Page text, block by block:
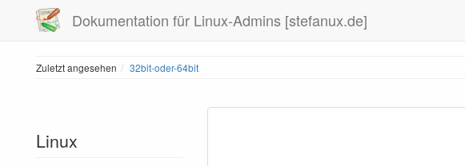
Dokumentation für Linux-Admins [stefanux.de]
Zuletzt angesehen 32bit-oder-64bit
Linux